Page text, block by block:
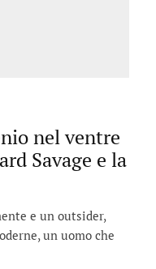
nel ventre
Savage e la
e un outsider,
un uomo che